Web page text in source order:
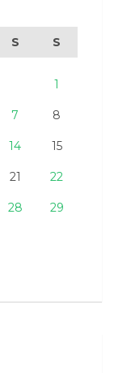
S S
1
7 8
14 15
21 22
28 29